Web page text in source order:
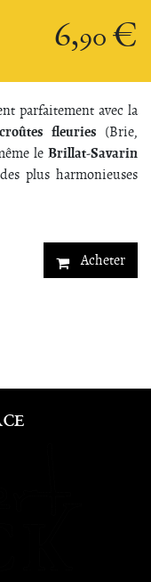
6,90 €
parfaitement avec la
fleuries (Brie,
le Brillat-Savarin
plus harmonieuses
Acheter